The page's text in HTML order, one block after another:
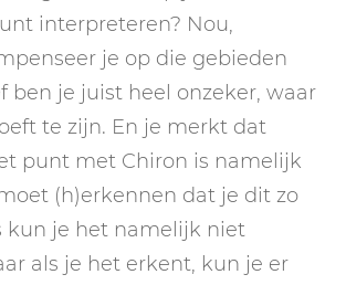
interpreteren? Nou,
je op die gebieden
ben je juist heel onzeker, waar
te zijn. En je merkt dat
punt met Chiron is namelijk
(h)erkennen dat je dit zo
kun je het namelijk niet
als je het erkent, kun je er